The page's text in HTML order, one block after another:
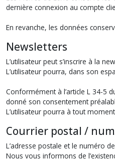
dernière connexion au compte
En revanche, les données
Newsletters
L’utilisateur peut s’inscrire à la
L’utilisateur pourra, dans son
Conformément à l’article L 34-5
donné son consentement
L’utilisateur pourra à tout
Courrier postal /
L’adresse postale et le numéro
Nous vous informons de